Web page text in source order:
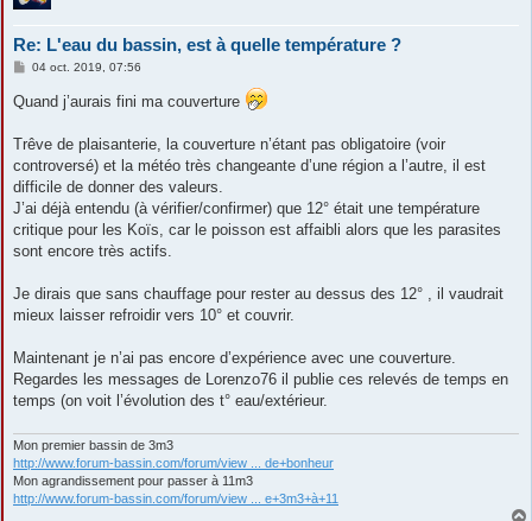
Re: L'eau du bassin, est à quelle température ?
M
s
g
e
04 oct. 2019, 07:56
Quand j’aurais fini ma couverture
Trêve de plaisanterie, la couverture n’étant pas obligatoire (voir
controversé) et la météo très changeante d’une région a l’autre, il est
difficile de donner des valeurs.
J’ai déjà entendu (à vérifier/confirmer) que 12° était une température
critique pour les Koïs, car le poisson est affaibli alors que les parasites
sont encore très actifs.
Je dirais que sans chauffage pour rester au dessus des 12° , il vaudrait
mieux laisser refroidir vers 10° et couvrir.
Maintenant je n’ai pas encore d’expérience avec une couverture.
Regardes les messages de Lorenzo76 il publie ces relevés de temps en
temps (on voit l’évolution des t° eau/extérieur.
Mon premier bassin de 3m3
http://www.forum-bassin.com/forum/view ... de+bonheur
Mon agrandissement pour passer à 11m3
http://www.forum-bassin.com/forum/view ... e+3m3+à+11